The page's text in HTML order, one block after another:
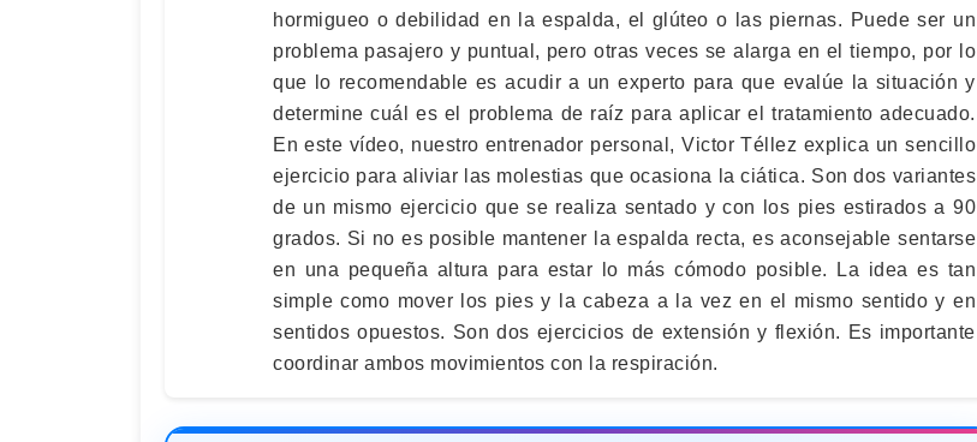
hormigueo o debilidad en la espalda, el glúteo o las piernas. Puede ser un
problema pasajero y puntual, pero otras veces se alarga en el tiempo, por lo
que lo recomendable es acudir a un experto para que evalúe la situación y
determine cuál es el problema de raíz para aplicar el tratamiento adecuado.
En este vídeo, nuestro entrenador personal, Victor Téllez explica un sencillo
ejercicio para aliviar las molestias que ocasiona la ciática. Son dos variantes
de un mismo ejercicio que se realiza sentado y con los pies estirados a 90
grados. Si no es posible mantener la espalda recta, es aconsejable sentarse
en una pequeña altura para estar lo más cómodo posible. La idea es tan
simple como mover los pies y la cabeza a la vez en el mismo sentido y en
sentidos opuestos. Son dos ejercicios de extensión y flexión. Es importante
coordinar ambos movimientos con la respiración.